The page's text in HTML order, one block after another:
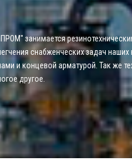
занимается
снабженческих задач
и концевой арматурой. Так же
другое.